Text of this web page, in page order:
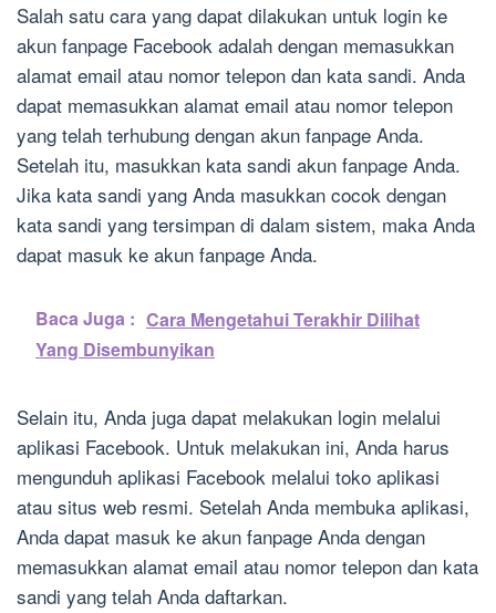
Salah satu cara yang dapat dilakukan untuk login ke
akun fanpage Facebook adalah dengan memasukkan
alamat email atau nomor telepon dan kata sandi. Anda
dapat memasukkan alamat email atau nomor telepon
yang telah terhubung dengan akun fanpage Anda.
Setelah itu, masukkan kata sandi akun fanpage Anda.
Jika kata sandi yang Anda masukkan cocok dengan
kata sandi yang tersimpan di dalam sistem, maka Anda
dapat masuk ke akun fanpage Anda.
Baca Juga : Cara Mengetahui Terakhir Dilihat
Yang Disembunyikan
Selain itu, Anda juga dapat melakukan login melalui
aplikasi Facebook. Untuk melakukan ini, Anda harus
mengunduh aplikasi Facebook melalui toko aplikasi
atau situs web resmi. Setelah Anda membuka aplikasi,
Anda dapat masuk ke akun fanpage Anda dengan
memasukkan alamat email atau nomor telepon dan kata
sandi yang telah Anda daftarkan.